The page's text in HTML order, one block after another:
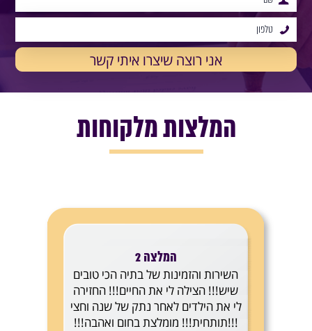
המלצות מלקוחות
המלצה 2
השירות והזמינות של בתיה הכי טובים
שיש!!! הצילה לי את החיים!!! החזירה
לי את הילדים לאחר נתק של שנה וחצי
!!!תותחית!!! מומלצת בחום ואהבה!!!